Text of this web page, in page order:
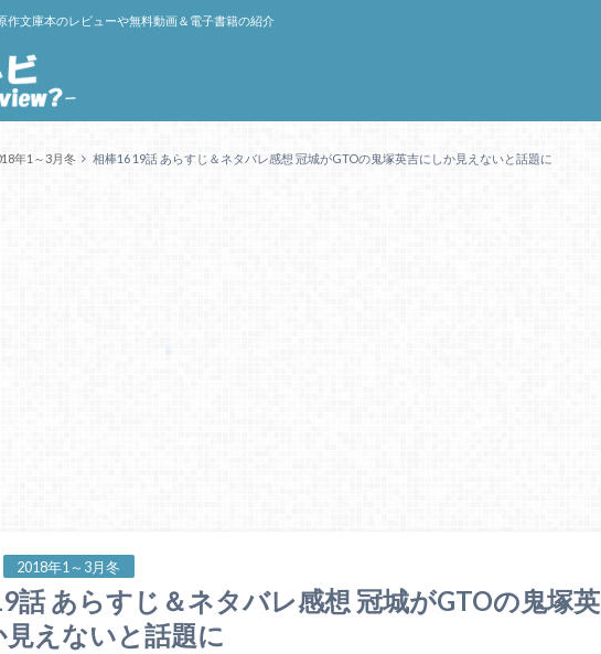
作文庫本のレビューや無料動画＆電子書籍の紹介
年1～3月冬 相棒16 19話 あらすじ＆ネタバレ感想 冠城がGTOの鬼塚英吉にしか見えないと話題に
2018年1～3月冬
話 あらすじ＆ネタバレ感想 冠城がGTOの鬼塚英
えないと話題に